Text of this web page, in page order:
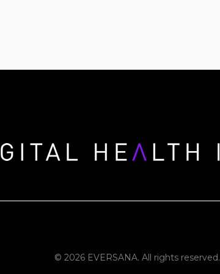
© 2026 EVERSANA. All rights reserved.